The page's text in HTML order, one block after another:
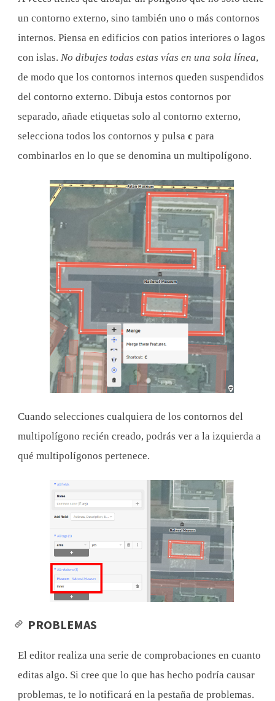
un contorno externo, sino también uno o más contornos
internos. Piensa en edificios con patios interiores o lagos
con islas.No dibujes todas estas vías en una sola línea,
de modo que los contornos internos queden suspendidos
del contorno externo. Dibuja estos contornos por
separado, añade etiquetas solo al contorno externo,
selecciona todos los contornos y pulsac para
combinarlos en lo que se denomina un multipolígono.
Cuando selecciones cualquiera de los contornos del
multipolígono recién creado, podrás ver a la izquierda a
qué multipolígonos pertenece.
PROBLEMAS
El editor realiza una serie de comprobaciones en cuanto
editas algo. Si cree que lo que has hecho podría causar
problemas, te lo notificará en la pestaña de problemas.